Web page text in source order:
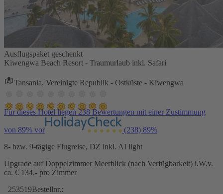
Ausflugspaket geschenkt
Kiwengwa Beach Resort - Traumurlaub inkl. Safari
Tansania, Vereinigte Republik - Ostküste - Kiwengwa
Für dieses Hotel liegen 238 Bewertungen mit einer Zustimmung
von 89% vor (238) 89%
8- bzw. 9-tägige Flugreise, DZ inkl. AI light
Upgrade auf Doppelzimmer Meerblick (nach Verfügbarkeit) i.W.v.
ca. € 134,- pro Zimmer
253519Bestellnr.: